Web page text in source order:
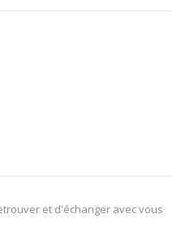
et d'échanger avec vous